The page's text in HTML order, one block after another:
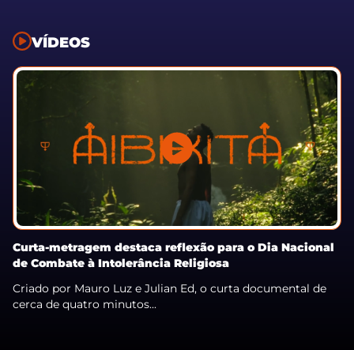
VÍDEOS
Curta-metragem destaca reflexão para o Dia Nacional
de Combate à Intolerância Religiosa
Criado por Mauro Luz e Julian Ed, o curta documental de
cerca de quatro minutos...